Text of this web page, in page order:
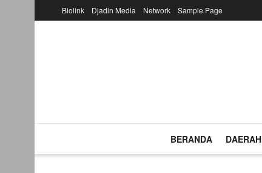
Biolink Djadin Media Network Sample Page
BERANDA DAERAH